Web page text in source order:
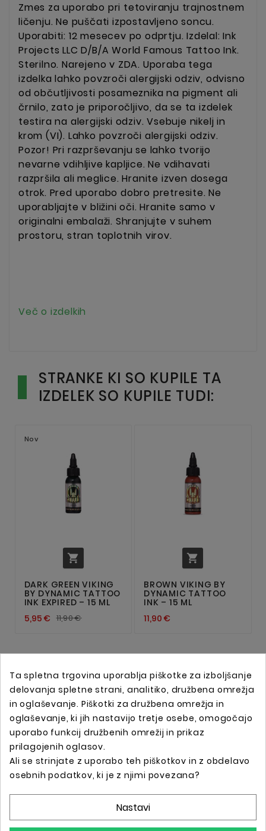
Zmes za uporabo pri tetoviranju trajnostnem
ličenju. Ne puščati izpostavljeno soncu.
Uporabiti: 12 mesecev po odprtju. Izdelal: Ink
Projects LLC D/B/A World Famous Tattoo Ink.
Sterilno. Narejeno v ZDA. Uporaba tega
izdelka lahko povzroči alergijski odziv, odvisno
od občutljivosti posameznika na pigment ali
črnilo, zato je priporočljivo, da se ta izdelek
testira na alergijski odziv. Vsebuje nikelj in
krom (VI). Lahko povzroči alergijski odziv.
Pozor! Pri razprševanju se lahko tvorijo
nevarne vdihljive kapljice. Ne vdihavati
razpršila ali meglice. Hranite izven dosega
otrok. Pred uporabo dobro pretresite. Ne
uporabljajte v bližini oči. Hranite samo v
originalni embalaži. Shranjujte v suhem
prostoru, stran toplotnih virov.
Več o izdelkih
STRANKE KI SO KUPILE TA
IZDELEK SO KUPILE TUDI:
Nov

DARK GREEN VIKING
BY DYNAMIC TATTOO
INK EXPIRED – 15 ML
5,95 € 11,90 €

BROWN VIKING BY
DYNAMIC TATTOO
INK – 15 ML
11,90 €
Spletna trgovina s profesionalno tattoo opremo !
Ta spletna trgovina uporablja piškotke za izboljšanje
delovanja spletne strani, analitiko, družbena omrežja
in oglaševanje. Piškotki za družbena omrežja in
oglaševanje, ki jih nastavijo tretje osebe, omogočajo
uporabo funkcij družbenih omrežij in prikaz
prilagojenih oglasov.
Ali se strinjate z uporabo teh piškotkov in z obdelavo
osebnih podatkov, ki je z njimi povezana?
Nastavi